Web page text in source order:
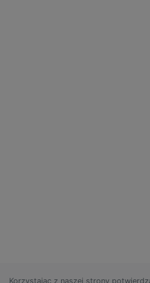
Korzystając z naszej strony